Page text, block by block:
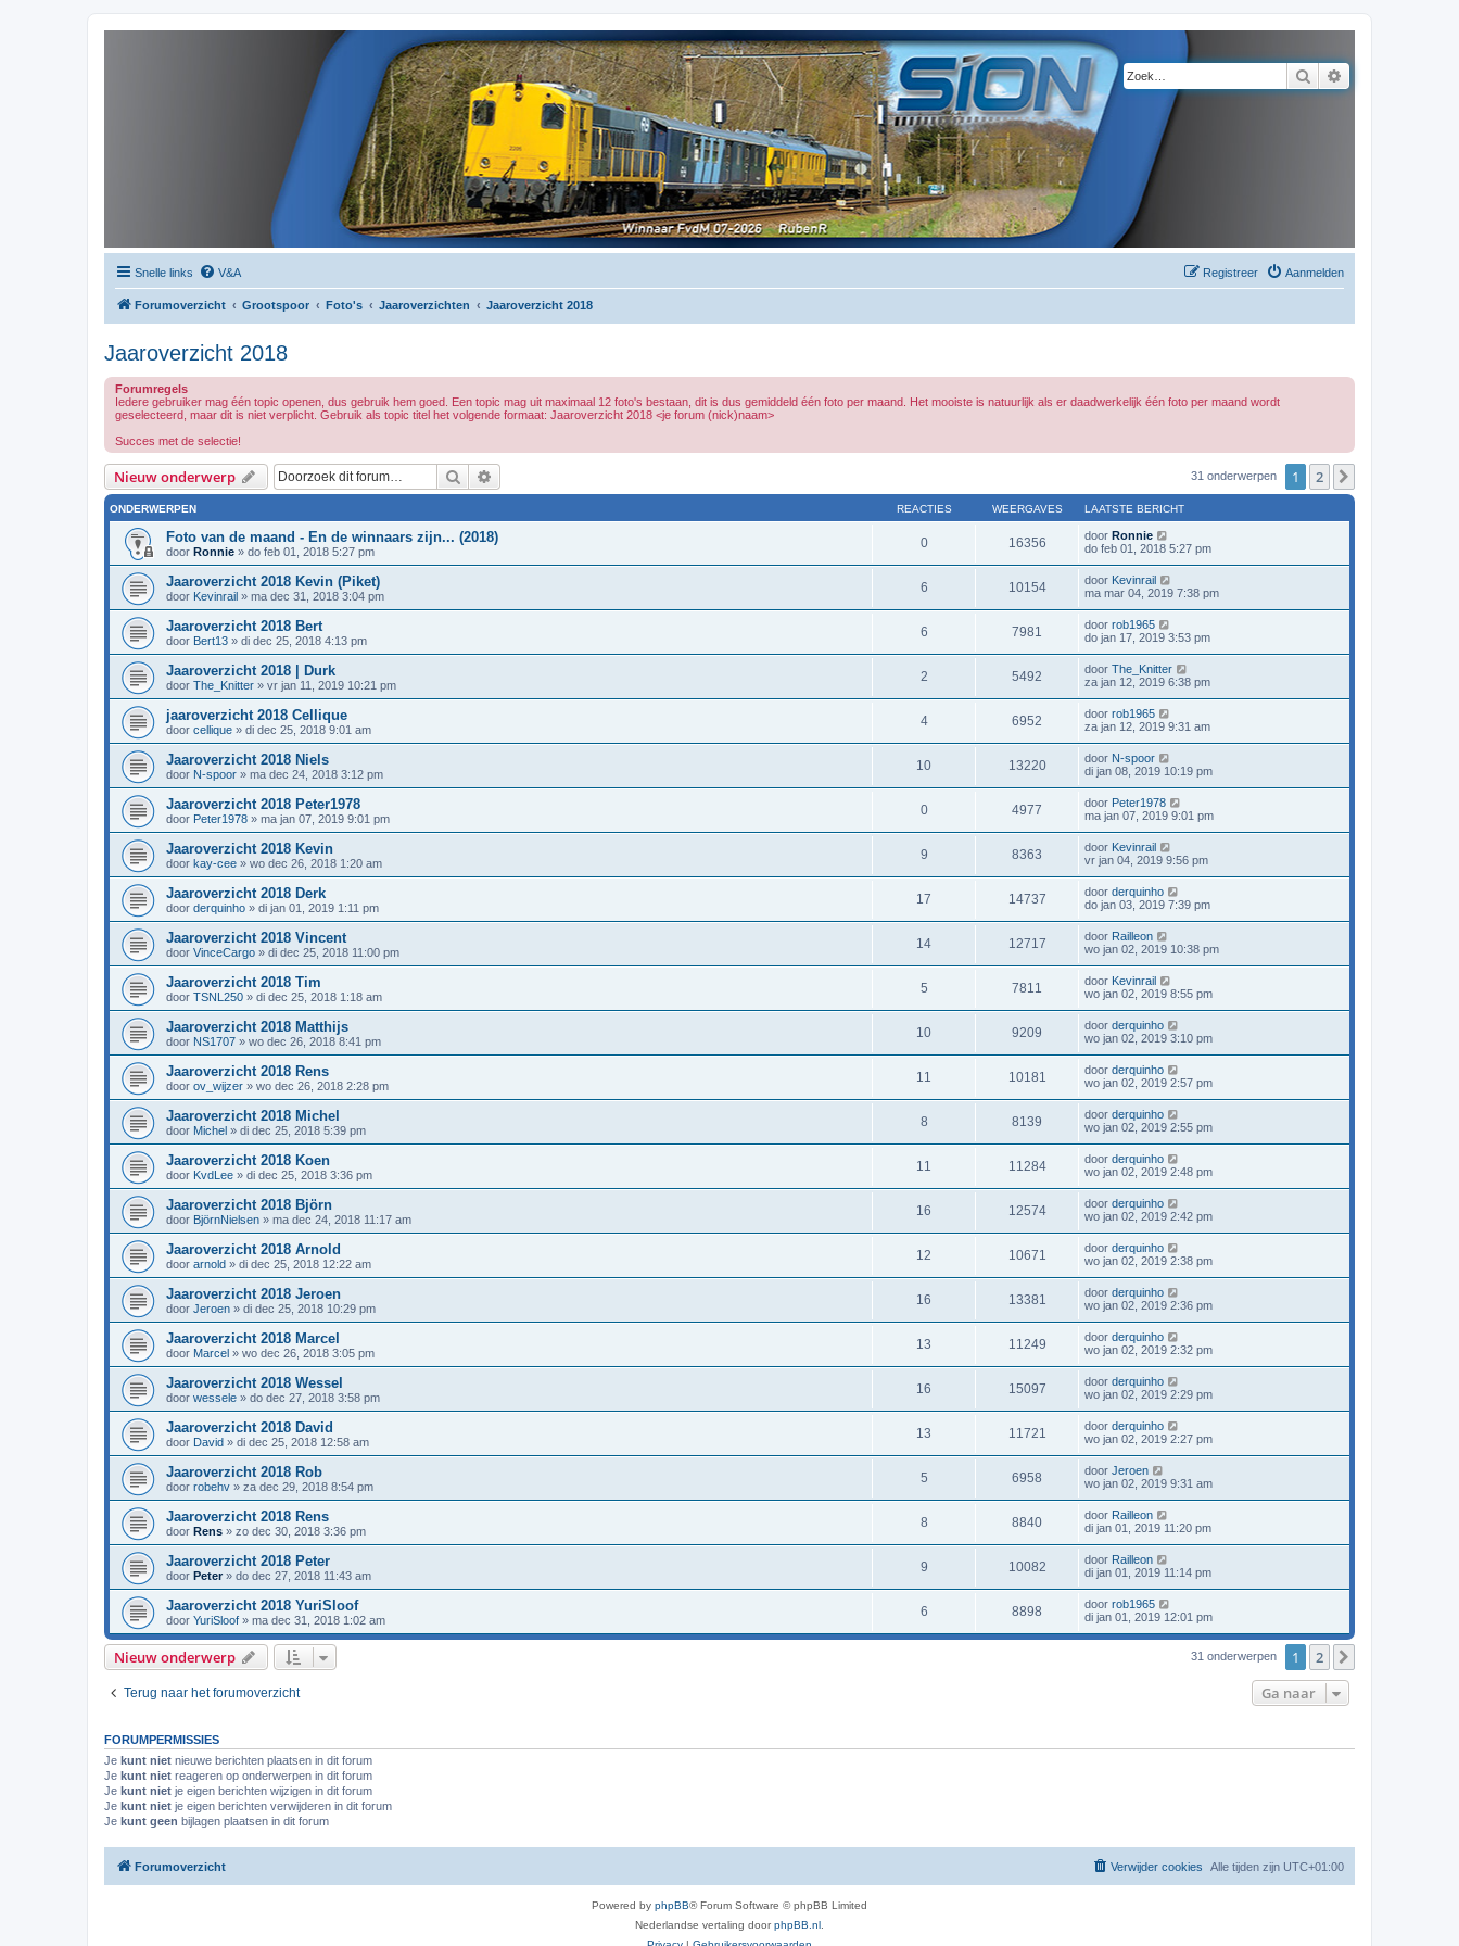
Zoek
Snelle links V&A Aanmelden
Registreer
Forumoverzicht Grootspoor Foto's Jaaroverzichten Jaaroverzicht 2018
Jaaroverzicht 2018
Forumregels
Iedere gebruiker mag één topic openen, dus gebruik hem goed. Een topic mag uit maximaal 12 foto's bestaan, dit is dus gemiddeld één foto per maand. Het mooiste is natuurlijk als er daadwerkelijk één foto per maand wordt
geselecteerd, maar dit is niet verplicht. Gebruik als topic titel het volgende formaat: Jaaroverzicht 2018 <je forum (nick)naam>
Succes met de selectie!
Nieuw onderwerp Zoek 31 onderwerpen 1 2
ONDERWERPEN REACTIES WEERGAVES LAATSTE BERICHT
Foto van de maand - En de winnaars zijn... (2018)
door Ronnie » do feb 01, 2018 5:27 pm
0 16356 door Ronnie
do feb 01, 2018 5:27 pm
Jaaroverzicht 2018 Kevin (Piket)
door Kevinrail » ma dec 31, 2018 3:04 pm
6 10154 door Kevinrail
ma mar 04, 2019 7:38 pm
Jaaroverzicht 2018 Bert
door Bert13 » di dec 25, 2018 4:13 pm
6 7981 door rob1965
do jan 17, 2019 3:53 pm
Jaaroverzicht 2018 | Durk
door The_Knitter » vr jan 11, 2019 10:21 pm
2 5492 door The_Knitter
za jan 12, 2019 6:38 pm
jaaroverzicht 2018 Cellique
door cellique » di dec 25, 2018 9:01 am
4 6952 door rob1965
za jan 12, 2019 9:31 am
Jaaroverzicht 2018 Niels
door N-spoor » ma dec 24, 2018 3:12 pm
10 13220 door N-spoor
di jan 08, 2019 10:19 pm
Jaaroverzicht 2018 Peter1978
door Peter1978 » ma jan 07, 2019 9:01 pm
0 4977 door Peter1978
ma jan 07, 2019 9:01 pm
Jaaroverzicht 2018 Kevin
door kay-cee » wo dec 26, 2018 1:20 am
9 8363 door Kevinrail
vr jan 04, 2019 9:56 pm
Jaaroverzicht 2018 Derk
door derquinho » di jan 01, 2019 1:11 pm
17 14737 door derquinho
do jan 03, 2019 7:39 pm
Jaaroverzicht 2018 Vincent
door VinceCargo » di dec 25, 2018 11:00 pm
14 12717 door Railleon
wo jan 02, 2019 10:38 pm
Jaaroverzicht 2018 Tim
door TSNL250 » di dec 25, 2018 1:18 am
5 7811 door Kevinrail
wo jan 02, 2019 8:55 pm
Jaaroverzicht 2018 Matthijs
door NS1707 » wo dec 26, 2018 8:41 pm
10 9209 door derquinho
wo jan 02, 2019 3:10 pm
Jaaroverzicht 2018 Rens
door ov_wijzer » wo dec 26, 2018 2:28 pm
11 10181 door derquinho
wo jan 02, 2019 2:57 pm
Jaaroverzicht 2018 Michel
door Michel » di dec 25, 2018 5:39 pm
8 8139 door derquinho
wo jan 02, 2019 2:55 pm
Jaaroverzicht 2018 Koen
door KvdLee » di dec 25, 2018 3:36 pm
11 11284 door derquinho
wo jan 02, 2019 2:48 pm
Jaaroverzicht 2018 Björn
door BjörnNielsen » ma dec 24, 2018 11:17 am
16 12574 door derquinho
wo jan 02, 2019 2:42 pm
Jaaroverzicht 2018 Arnold
door arnold » di dec 25, 2018 12:22 am
12 10671 door derquinho
wo jan 02, 2019 2:38 pm
Jaaroverzicht 2018 Jeroen
door Jeroen » di dec 25, 2018 10:29 pm
16 13381 door derquinho
wo jan 02, 2019 2:36 pm
Jaaroverzicht 2018 Marcel
door Marcel » wo dec 26, 2018 3:05 pm
13 11249 door derquinho
wo jan 02, 2019 2:32 pm
Jaaroverzicht 2018 Wessel
door wessele » do dec 27, 2018 3:58 pm
16 15097 door derquinho
wo jan 02, 2019 2:29 pm
Jaaroverzicht 2018 David
door David » di dec 25, 2018 12:58 am
13 11721 door derquinho
wo jan 02, 2019 2:27 pm
Jaaroverzicht 2018 Rob
door robehv » za dec 29, 2018 8:54 pm
5 6958 door Jeroen
wo jan 02, 2019 9:31 am
Jaaroverzicht 2018 Rens
door Rens » zo dec 30, 2018 3:36 pm
8 8840 door Railleon
di jan 01, 2019 11:20 pm
Jaaroverzicht 2018 Peter
door Peter » do dec 27, 2018 11:43 am
9 10082 door Railleon
di jan 01, 2019 11:14 pm
Jaaroverzicht 2018 YuriSloof
door YuriSloof » ma dec 31, 2018 1:02 am
6 8898 door rob1965
di jan 01, 2019 12:01 pm
Nieuw onderwerp 31 onderwerpen 1 2
Terug naar het forumoverzicht Ga naar
FORUMPERMISSIES
Je kunt niet nieuwe berichten plaatsen in dit forum
Je kunt niet reageren op onderwerpen in dit forum
Je kunt niet je eigen berichten wijzigen in dit forum
Je kunt niet je eigen berichten verwijderen in dit forum
Je kunt geen bijlagen plaatsen in dit forum
Forumoverzicht Alle tijden zijn UTC+01:00
Verwijder cookies
Powered by phpBB® Forum Software © phpBB Limited
Nederlandse vertaling doorphpBB.nl